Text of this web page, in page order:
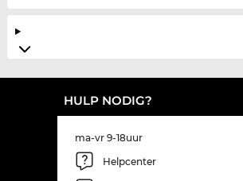
HULP NODIG?
ma-vr 9-18uur
Helpcenter